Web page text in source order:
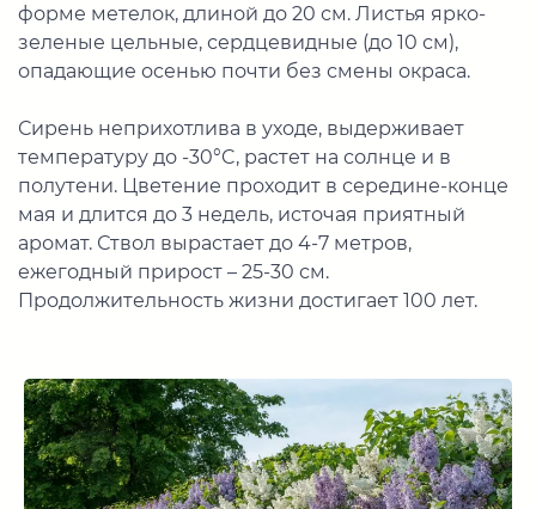
форме метелок, длиной до 20 см. Листья ярко-
зеленые цельные, сердцевидные (до 10 см),
опадающие осенью почти без смены окраса.
Сирень неприхотлива в уходе, выдерживает
температуру до -30°C, растет на солнце и в
полутени. Цветение проходит в середине-конце
мая и длится до 3 недель, источая приятный
аромат. Ствол вырастает до 4-7 метров,
ежегодный прирост – 25-30 см.
Продолжительность жизни достигает 100 лет.